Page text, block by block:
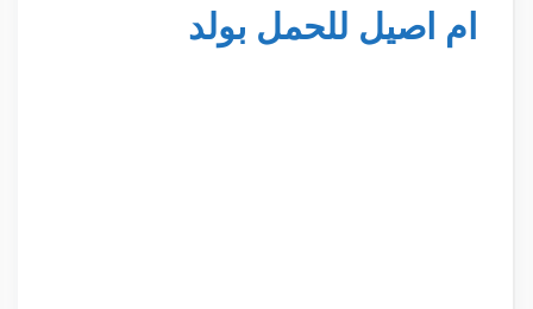
ام اصيل للحمل بولد